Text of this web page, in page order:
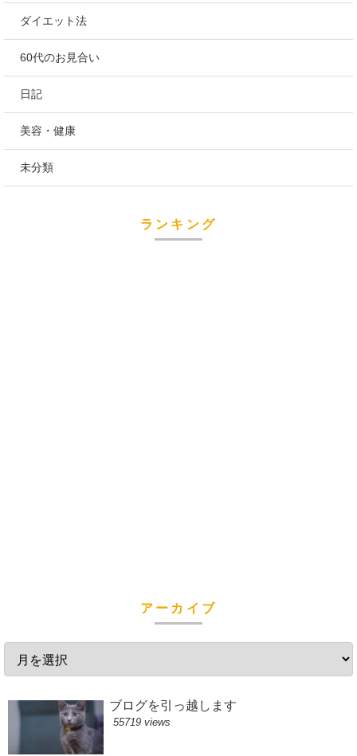
ダイエット法
60代のお見合い
日記
美容・健康
未分類
ランキング
アーカイブ
ブログを引っ越します
55719 views